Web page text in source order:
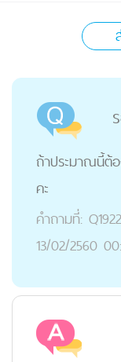
ถ้าประมาณนี้ต้อ
คะ
คำถามที่:
13/02/2560